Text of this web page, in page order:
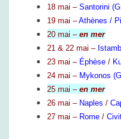
18 mai – Santorini
19 mai –Athènes /
20 mai –en mer
21 & 22 mai –
23 mai – Éphèse /
24 mai – Mykonos
25 mai – en mer
26 mai – Naples /
27 mai – Rome /